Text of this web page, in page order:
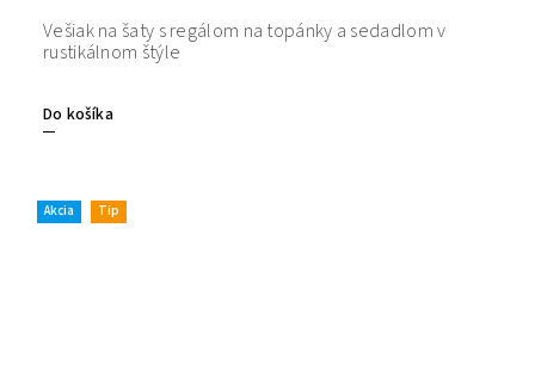
Do košíka
Vešiak na šaty s regálom na topánky a sedadlom v
rustikálnom štýle
Akcia Tip